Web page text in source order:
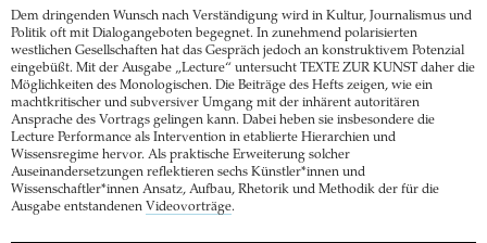
Dem dringenden Wunsch nach Verständigung wird in Kultur, Journalismus und
Politik oft mit Dialogangeboten begegnet. In zunehmend polarisierten
westlichen Gesellschaften hat das Gespräch jedoch an konstruktivem Potenzial
eingebüßt. Mit der Ausgabe „Lecture“ untersucht TEXTE ZUR KUNST daher die
Möglichkeiten des Monologischen. Die Beiträge des Hefts zeigen, wie ein
machtkritischer und subversiver Umgang mit der inhärent autoritären
Ansprache des Vortrags gelingen kann. Dabei heben sie insbesondere die
Lecture Performance als Intervention in etablierte Hierarchien und
Wissensregime hervor. Als praktische Erweiterung solcher
Auseinandersetzungen reflektieren sechs Künstler*innen und
Wissenschaftler*innen Ansatz, Aufbau, Rhetorik und Methodik der für die
Ausgabe entstandenen Videovorträge.